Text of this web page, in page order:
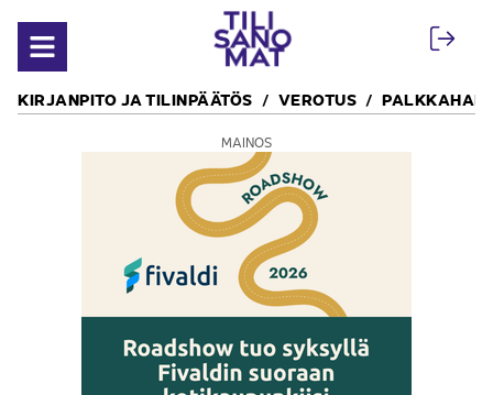
Avaa valikko
KIRJANPITO JA TILINPÄÄTÖS VEROTUS
MAINOS